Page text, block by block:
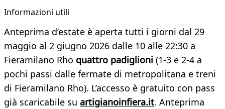
Informazioni utili
Anteprima d’estate è aperta tutti i giorni dal 29
maggio al 2 giugno 2026 dalle 10 alle 22:30 a
Fieramilano Rho quattro padiglioni (1-3 e 2-4 a
pochi passi dalle fermate di metropolitana e treni
di Fieramilano Rho). L’accesso è gratuito con pass
già scaricabile su artigianoinfiera.it. Anteprima